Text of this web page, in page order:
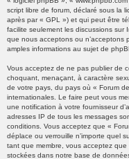
script libre de forum, déclaré sous la
après par « GPL ») et qui peut être
facilite seulement les discussions sur
que nous acceptons ou n’acceptons
amples informations au sujet de
Vous acceptez de ne pas publier de
choquant, menaçant, à caractère
de votre pays, du pays où « Forum
internationales. Le faire peut vous
une notification à votre fournisseur
adresses IP de tous les messages
conditions. Vous acceptez que «
déplace ou verrouille n’importe quel
tant que membre, vous acceptez
stockées dans notre base de